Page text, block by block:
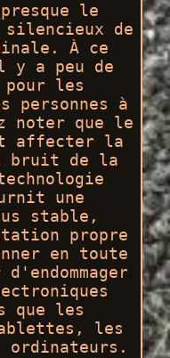
le
de
À ce
y a peu de
les
à
noter que le
affecter la
bruit de la
une
stable,
propre
en toute
que les
les